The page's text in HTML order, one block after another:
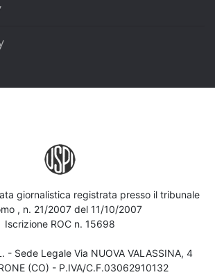
giornalistica registrata presso il tribunale
, n. 21/2007 del 11/10/2007
Iscrizione ROC n. 15698
- Sede Legale Via NUOVA VALASSINA, 4
(CO) - P.IVA/C.F.03062910132